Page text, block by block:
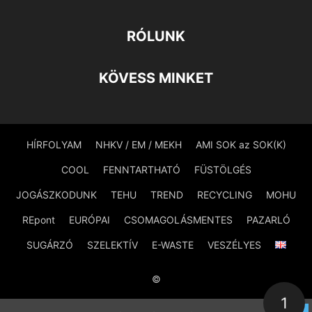
RÓLUNK
KÖVESS MINKET
HÍRFOLYAM NHKV / EM / MEKH AMI SOK az SOK(K)
COOL FENNTARTHATÓ FÜSTÖLGÉS
JOGÁSZKODUNK TEHU TREND RECYCLING MOHU
REpont EURÓPAI CSOMAGOLÁSMENTES PAZARLÓ
SUGÁRZÓ SZELEKTÍV E-WASTE VESZÉLYES
©
1